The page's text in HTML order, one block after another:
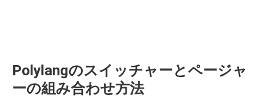
Polylangのスイッチャーとページャ
ーの組み合わせ方法